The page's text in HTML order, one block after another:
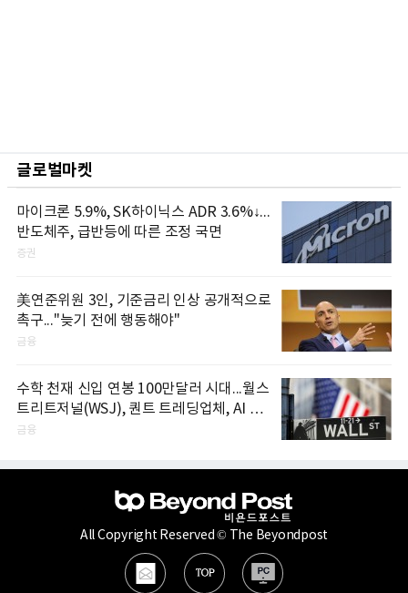
글로벌마켓
마이크론 5.9%, SK하이닉스 ADR 3.6%↓...
반도체주, 급반등에 따른 조정 국면
증권
美연준위원 3인, 기준금리 인상 공개적으로
촉구..."늦기 전에 행동해야"
금융
수학 천재 신입 연봉 100만달러 시대...월스
트리트저널(WSJ), 퀀트 트레딩업체, AI 기
업들 인재 확보 경쟁
금융
All Copyright Reserved © The Beyondpost